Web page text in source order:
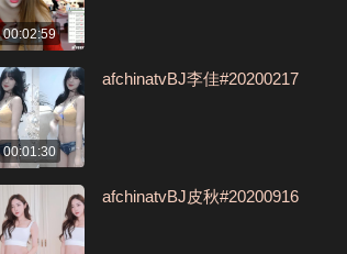
00:02:59
00:01:30
afchinatvBJ李佳#20200217
afchinatvBJ皮秋#20200916